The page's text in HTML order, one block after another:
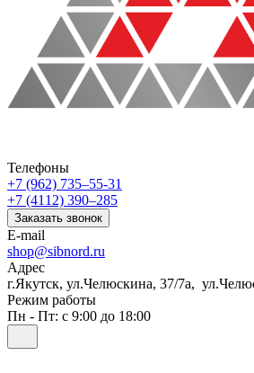
Телефоны
+7 (962) 735‒55-31
+7 (4112) 390‒285
Заказать звонок
E-mail
shop@sibnord.ru
Адрес
​г.Якутск, ул.Челюскина, 37/7а,
Режим работы
Пн - Пт: с 9:00 до 18:00